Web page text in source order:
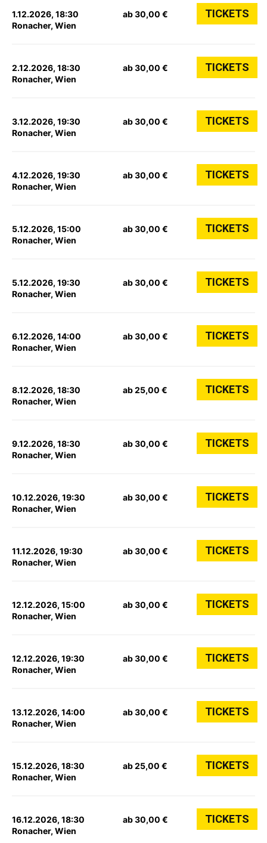
1.12.2026, 18:30
Ronacher, Wien
ab 30,00 € TICKETS
2.12.2026, 18:30
Ronacher, Wien
ab 30,00 € TICKETS
3.12.2026, 19:30
Ronacher, Wien
ab 30,00 € TICKETS
4.12.2026, 19:30
Ronacher, Wien
ab 30,00 € TICKETS
5.12.2026, 15:00
Ronacher, Wien
ab 30,00 € TICKETS
5.12.2026, 19:30
Ronacher, Wien
ab 30,00 € TICKETS
6.12.2026, 14:00
Ronacher, Wien
ab 30,00 € TICKETS
8.12.2026, 18:30
Ronacher, Wien
ab 25,00 € TICKETS
9.12.2026, 18:30
Ronacher, Wien
ab 30,00 € TICKETS
10.12.2026, 19:30
Ronacher, Wien
ab 30,00 € TICKETS
11.12.2026, 19:30
Ronacher, Wien
ab 30,00 € TICKETS
12.12.2026, 15:00
Ronacher, Wien
ab 30,00 € TICKETS
12.12.2026, 19:30
Ronacher, Wien
ab 30,00 € TICKETS
13.12.2026, 14:00
Ronacher, Wien
ab 30,00 € TICKETS
15.12.2026, 18:30
Ronacher, Wien
ab 25,00 € TICKETS
16.12.2026, 18:30
Ronacher, Wien
ab 30,00 € TICKETS